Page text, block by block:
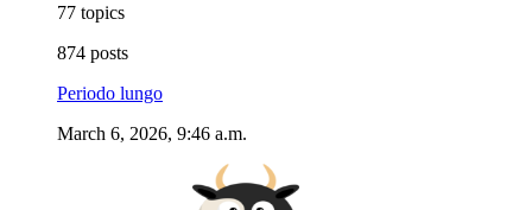
77 topics
874 posts
Periodo lungo
March 6, 2026, 9:46 a.m.